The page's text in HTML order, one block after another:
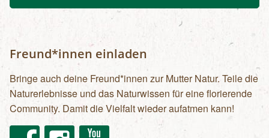
Freund*innen einladen
Bringe auch deine Freund*innen zur Mutter Natur. Teile die
Naturerlebnisse und das Naturwissen für eine florierende
Community. Damit die Vielfalt wieder aufatmen kann!
FacebookInstagram Youtube